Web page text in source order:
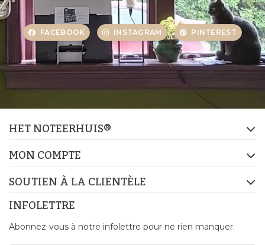
FACEBOOK INSTAGRAM PINTEREST
HET NOTEERHUIS®
MON COMPTE
SOUTIEN À LA CLIENTÈLE
INFOLETTRE
Abonnez-vous à notre infolettre pour ne rien manquer.